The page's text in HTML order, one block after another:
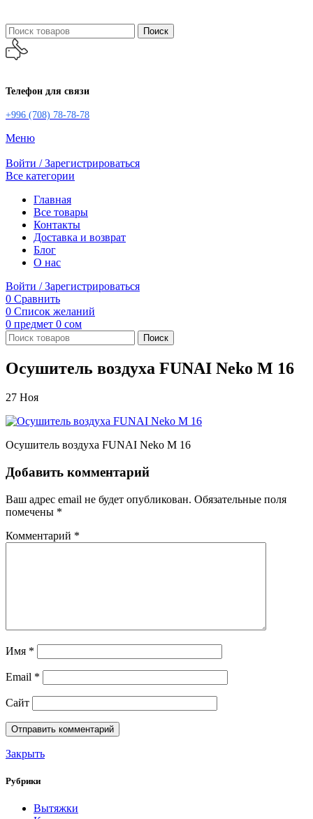
Поиск
Телефон для связи
+996 (708) 78-78-78
Меню
Войти / Зарегистрироваться
Все категории
Главная
Все товары
Контакты
Доставка и возврат
Блог
О нас
Войти / Зарегистрироваться
0 Сравнить
0 Список желаний
0 предмет 0 сом
Поиск
Осушитель воздуха FUNAI Neko M 16
27 Ноя
Осушитель воздуха FUNAI Neko M 16
Добавить комментарий
Ваш адрес email не будет опубликован. Обязательные поля
помечены *
Комментарий *
Имя *
Email *
Сайт
Закрыть
Рубрики
Вытяжки